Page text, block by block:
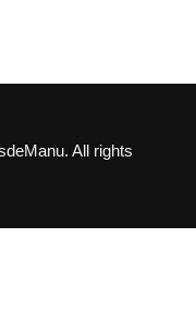
All rights